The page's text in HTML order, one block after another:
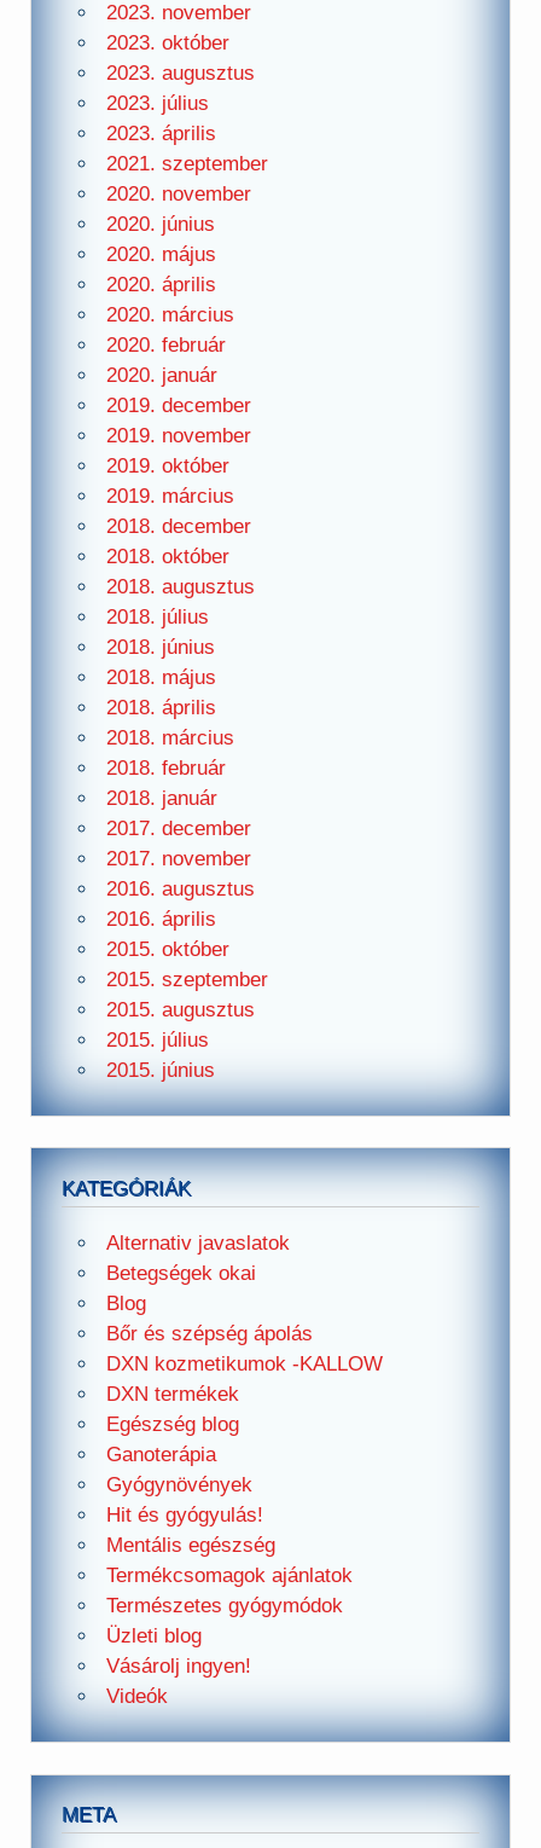
2023. november
2023. október
2023. augusztus
2023. július
2023. április
2021. szeptember
2020. november
2020. június
2020. május
2020. április
2020. március
2020. február
2020. január
2019. december
2019. november
2019. október
2019. március
2018. december
2018. október
2018. augusztus
2018. július
2018. június
2018. május
2018. április
2018. március
2018. február
2018. január
2017. december
2017. november
2016. augusztus
2016. április
2015. október
2015. szeptember
2015. augusztus
2015. július
2015. június
KATEGÓRIÁK
Alternativ javaslatok
Betegségek okai
Blog
Bőr és szépség ápolás
DXN kozmetikumok -KALLOW
DXN termékek
Egészség blog
Ganoterápia
Gyógynövények
Hit és gyógyulás!
Mentális egészség
Termékcsomagok ajánlatok
Természetes gyógymódok
Üzleti blog
Vásárolj ingyen!
Videók
META